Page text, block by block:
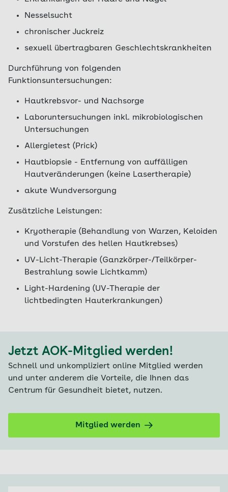
Nesselsucht
chronischer Juckreiz
sexuell übertragbaren Geschlechtskrankheiten
Durchführung von folgenden
Funktionsuntersuchungen:
Hautkrebsvor- und Nachsorge
Laboruntersuchungen inkl. mikrobiologischen
Untersuchungen
Allergietest (Prick)
Hautbiopsie - Entfernung von auffälligen
Hautveränderungen (keine Lasertherapie)
akute Wundversorgung
Zusätzliche Leistungen:
Kryotherapie (Behandlung von Warzen, Keloiden
und Vorstufen des hellen Hautkrebses)
UV-Licht-Therapie (Ganzkörper-/Teilkörper-
Bestrahlung sowie Lichtkamm)
Light-Hardening (UV-Therapie der
lichtbedingten Hauterkrankungen)
Jetzt AOK-Mitglied werden!
Schnell und unkompliziert online Mitglied werden
und unter anderem die Vorteile, die Ihnen das
Centrum für Gesundheit bietet, nutzen.
Mitglied werden